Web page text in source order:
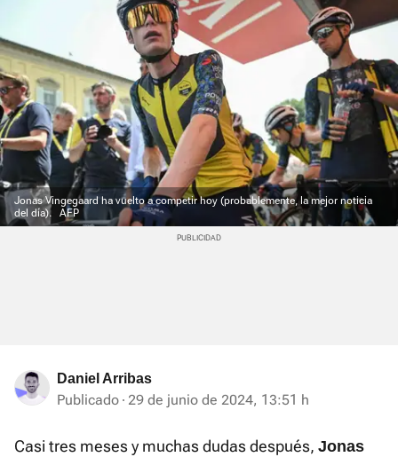
Jonas Vingegaard ha vuelto a competir hoy (probablemente, la mejor noticia
del día).
AFP
Daniel Arribas
Publicado 29 de junio de 2024, 13:51 h
Casi tres meses y muchas dudas después, Jonas